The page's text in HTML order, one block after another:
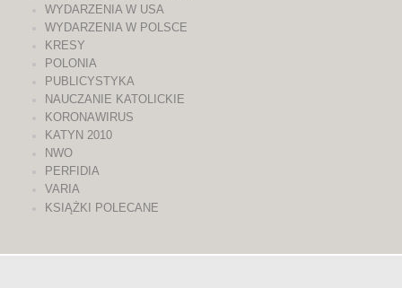
WYDARZENIA W USA
WYDARZENIA W POLSCE
KRESY
POLONIA
PUBLICYSTYKA
NAUCZANIE KATOLICKIE
KORONAWIRUS
KATYN 2010
NWO
PERFIDIA
VARIA
KSIĄŻKI POLECANE